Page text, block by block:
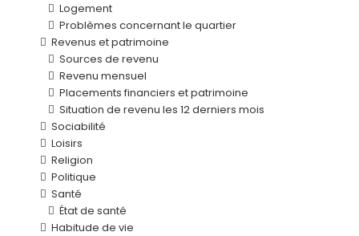
Logement
Problèmes concernant le quartier
Revenus et patrimoine
Sources de revenu
Revenu mensuel
Placements financiers et patrimoine
Situation de revenu les 12 derniers mois
Sociabilité
Loisirs
Religion
Politique
Santé
État de santé
Habitude de vie